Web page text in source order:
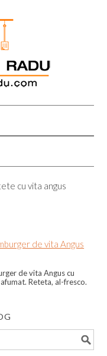
cu vita angus
de vita Angus cu
Reteta, al-fresco.